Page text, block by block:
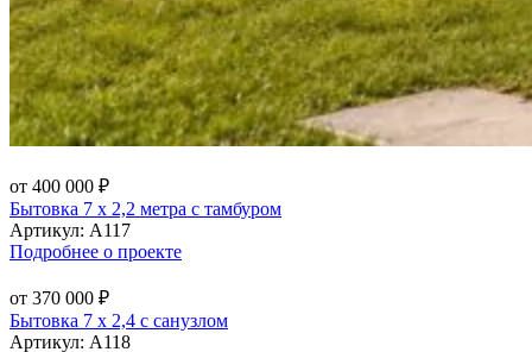
от 400 000 ₽
Бытовка 7 х 2,2 метра с тамбуром
Артикул: А117
Подробнее о проекте
от 370 000 ₽
Бытовка 7 х 2,4 с санузлом
Артикул: А118